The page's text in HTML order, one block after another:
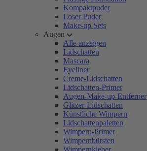
Kompaktpuder
Loser Puder
Make-up Sets
Augen
Alle anzeigen
Lidschatten
Mascara
Eyeliner
Creme-Lidschatten
Lidschatten-Primer
Augen-Make-up-Entferner
Glitzer-Lidschatten
Künstliche Wimpern
Lidschattenpaletten
Wimpern-Primer
Wimpernbürsten
Wimpernkleber